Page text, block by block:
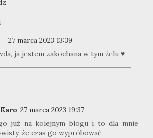
27 marca 2023 13:39
ja jestem zakochana w tym żelu ♥
27 marca 2023 19:37
już na kolejnym blogu i to dla mnie
że czas go wypróbować.